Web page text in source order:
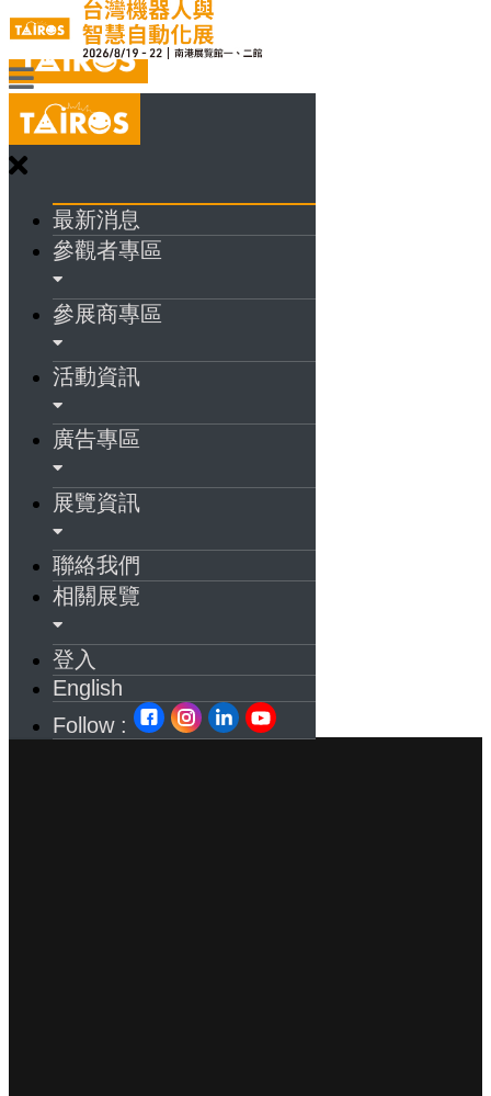
最新消息
參觀者專區
參展商專區
活動資訊
廣告專區
展覽資訊
聯絡我們
相關展覽
登入
English
Follow :